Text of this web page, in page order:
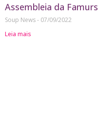
Assembleia da Famurs
Soup News
07/09/2022
Leia mais